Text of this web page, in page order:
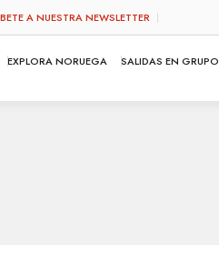
A NUESTRA NEWSLETTER
EXPLORA NORUEGA SALIDAS EN GRUPO